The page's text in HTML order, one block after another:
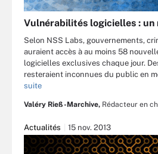
Vulnérabilités logicielles : un
Selon NSS Labs, gouvernements,
auraient accès à au moins 58
logicielles exclusives chaque jour.
resteraient inconnues du public en
suite
Valéry Rieß-Marchive, Rédacteur en
Actualités 15 nov. 2013